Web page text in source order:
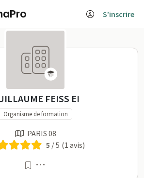
S’inscrire
FEISS EI sur
FEISS EI
Organisme de formation
PARIS 08
5 / 5 (1 avis)